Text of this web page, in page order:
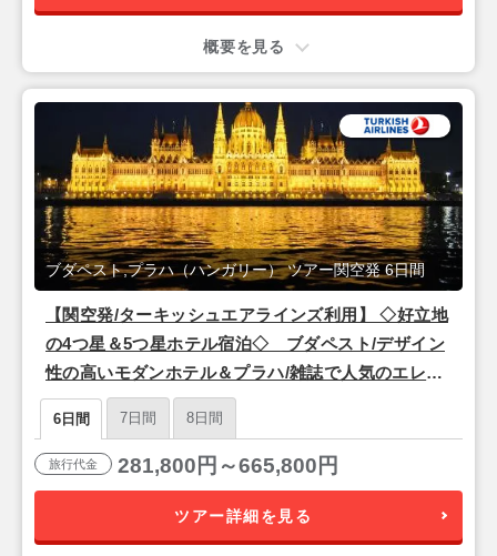
概要を見る
【関空発/ターキッシュエアラインズ利用】 ◇好立地
の4つ星＆5つ星ホテル宿泊◇ ブダペスト/デザイン
性の高いモダンホテル＆プラハ/雑誌で人気のエレガ
ントなホテル6日間 | ホテル変更や延泊などのアレン
ジ可能です
ブダペスト,プラハ（ハンガリー） ツアー関空発 6日間
6日間 7日間 8日間
旅行代金 281,800円～665,800円
ツアー詳細を見る